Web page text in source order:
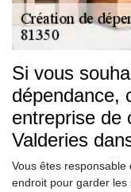
Si vous
dépendance,
entreprise de
Valderies
Vous êtes responsable
endroit pour garder les